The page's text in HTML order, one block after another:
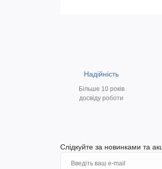
Надійність
Більше 10 років
досвіду роботи
Слідкуйте за новинками та